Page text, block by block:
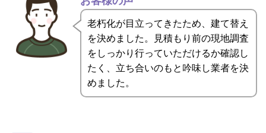
老朽化が目立ってきたため、建て替え
を決めました。見積もり前の現地調査
をしっかり行っていただけるか確認し
たく、立ち合いのもと吟味し業者を決
めました。